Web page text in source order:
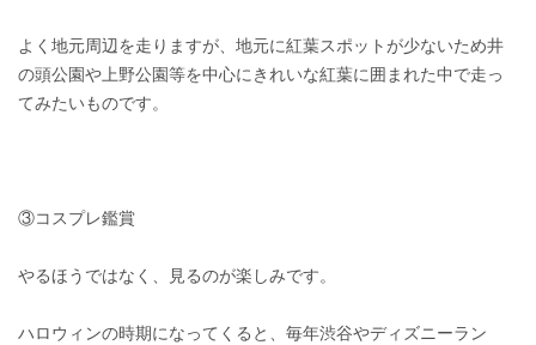
よく地元周辺を走りますが、地元に紅葉スポットが少ないため井
の頭公園や上野公園等を中心にきれいな紅葉に囲まれた中で走っ
てみたいものです。
③コスプレ鑑賞
やるほうではなく、見るのが楽しみです。
ハロウィンの時期になってくると、毎年渋谷やディズニーラン